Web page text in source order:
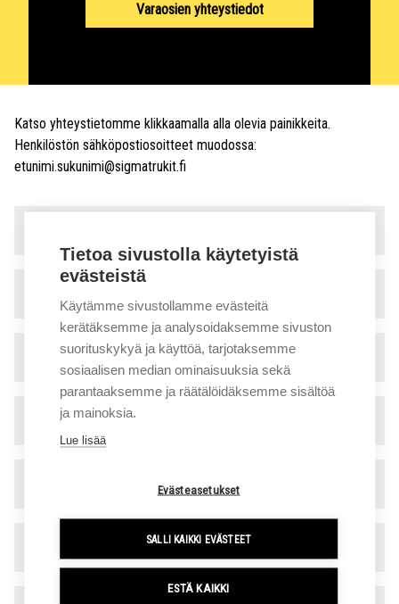
Varaosien yhteystiedot
Katso yhteystietomme klikkaamalla alla olevia painikkeita.
Henkilöstön sähköpostiosoitteet muodossa:
etunimi.sukunimi@sigmatrukit.fi
Tekninen tuki
Varaosa- ja rengaspalvelu
Tietoa sivustolla käytetyistä
evästeistä
Käytämme sivustollamme evästeitä
kerätäksemme ja analysoidaksemme sivuston
suorituskykyä ja käyttöä, tarjotaksemme
sosiaalisen median ominaisuuksia sekä
parantaaksemme ja räätälöidäksemme sisältöä
ja mainoksia.
Lue lisää
Evästeasetukset
SALLI KAIKKI EVÄSTEET
ESTÄ KAIKKI